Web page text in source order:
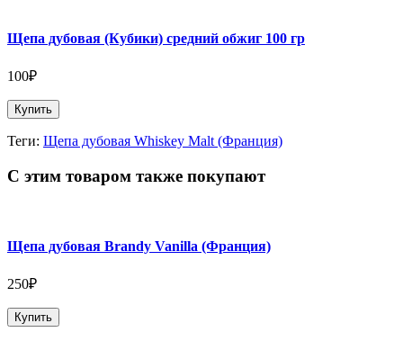
Щепа дубовая (Кубики) средний обжиг 100 гр
100₽
Купить
Теги: Щепа дубовая Whiskey Malt (Франция)
С этим товаром также покупают
Щепа дубовая Brandy Vanilla (Франция)
250₽
Купить